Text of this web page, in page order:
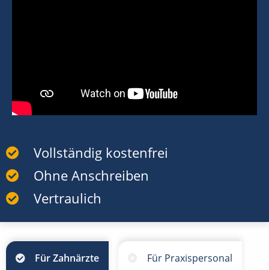
Vollständig kostenfrei
Ohne Anschreiben
Vertraulich
Für Zahnärzte Für Praxispersonal